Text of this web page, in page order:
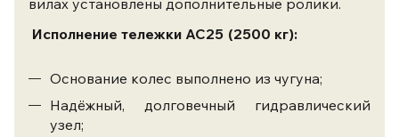
вилах установлены дополнительные ролики.
Исполнение тележки АС25 (2500 кг):
Основание колес выполнено из чугуна;
Надёжный, долговечный гидравлический
узел;